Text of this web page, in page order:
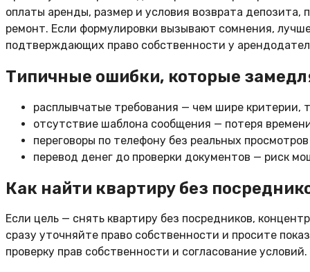
оплаты аренды, размер и условия возврата
ремонт. Если формулировки вызывают сомнения,
подтверждающих право собственности у
Типичные ошибки, которые
расплывчатые требования — чем шире критерии,
отсутствие шаблона сообщения — потеря
переговоры по телефону без реальных
перевод денег до проверки документов — риск
Как найти квартиру без
Если цель — снять квартиру без посредников,
сразу уточняйте право собственности и просите
проверку прав собственности и согласование условий.